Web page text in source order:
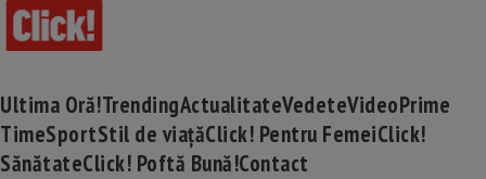
Ultima Oră!TrendingActualitateVedeteVideoPrime
TimeSportStil de viațăClick! Pentru FemeiClick!
SănătateClick! Poftă Bună!Contact